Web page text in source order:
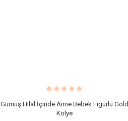
Gümüş Hilal İçinde Anne Bebek Figürlü Gold
Kolye